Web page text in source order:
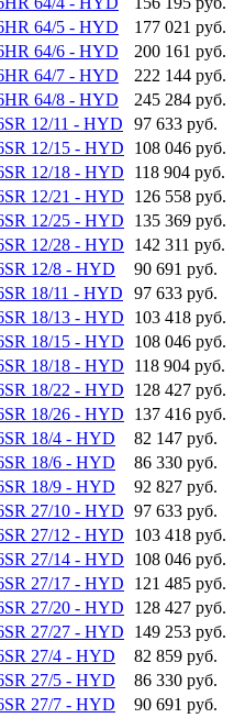
64/5 - HYD
177 021 руб.
64/6 - HYD
200 161 руб.
64/7 - HYD
222 144 руб.
64/8 - HYD
245 284 руб.
12/11 - HYD
97 633 руб.
12/15 - HYD
108 046 руб.
12/18 - HYD
118 904 руб.
12/21 - HYD
126 558 руб.
12/25 - HYD
135 369 руб.
12/28 - HYD
142 311 руб.
12/8 - HYD
90 691 руб.
18/11 - HYD
97 633 руб.
18/13 - HYD
103 418 руб.
18/15 - HYD
108 046 руб.
18/18 - HYD
118 904 руб.
18/22 - HYD
128 427 руб.
18/26 - HYD
137 416 руб.
18/4 - HYD
82 147 руб.
18/6 - HYD
86 330 руб.
18/9 - HYD
92 827 руб.
27/10 - HYD 97 633 руб.
27/12 - HYD
103 418 руб.
27/14 - HYD
108 046 руб.
27/17 - HYD
121 485 руб.
27/20 - HYD
128 427 руб.
27/27 - HYD
149 253 руб.
27/4 - HYD
82 859 руб.
27/5 - HYD
86 330 руб.
27/7 - HYD
90 691 руб.